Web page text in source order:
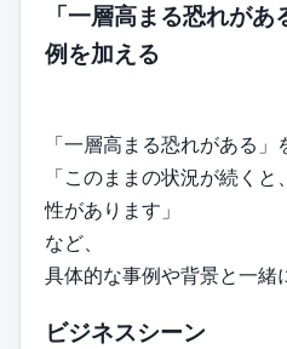
「一層高まる恐れが
例を加える
「一層高まる恐れがある」
「このままの状況が続く
性があります」
など、
具体的な事例や背景と一緒
ビジネスシーン